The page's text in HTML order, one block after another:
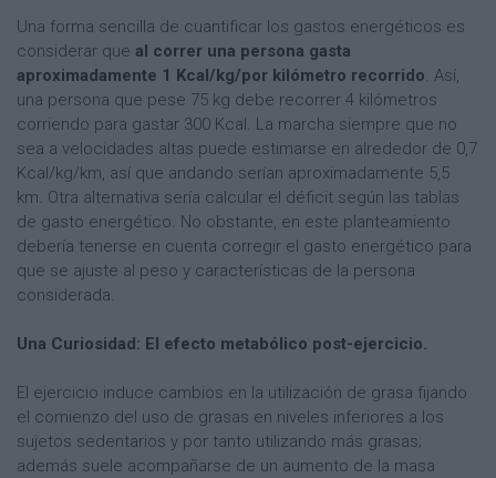
Una forma sencilla de cuantificar los gastos energéticos es
considerar que al correr una persona gasta
aproximadamente 1 Kcal/kg/por kilómetro recorrido. Así,
una persona que pese 75 kg debe recorrer 4 kilómetros
corriendo para gastar 300 Kcal. La marcha siempre que no
sea a velocidades altas puede estimarse en alrededor de 0,7
Kcal/kg/km, así que andando serían aproximadamente 5,5
km. Otra alternativa sería calcular el déficit según las tablas
de gasto energético. No obstante, en este planteamiento
debería tenerse en cuenta corregir el gasto energético para
que se ajuste al peso y características de la persona
considerada.
Una Curiosidad: El efecto metabólico post-ejercicio.
El ejercicio induce cambios en la utilización de grasa fijando
el comienzo del uso de grasas en niveles inferiores a los
sujetos sedentarios y por tanto utilizando más grasas;
además suele acompañarse de un aumento de la masa